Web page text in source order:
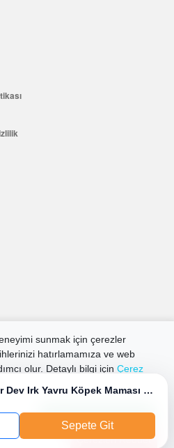
Royal Canin Giant Junior Dev Irk Yavru Köpek Maması 15 Kg
Sepete Git
sunmak için çerezler
hatırlamamıza ve web
olur. Detaylı bilgi için Çerez
Tüm Çerezleri Kabul Et
Çerezleri Reddet
değerinde indirim kuponu kazanın
Üye Ol
Tic. A.Ş. Her Hakkı Saklıdır.